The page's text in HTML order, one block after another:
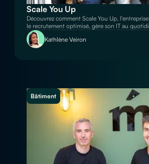
Scale You Up
Découvrez comment Scale You Up,
le recrutement optimisé, gère son IT au
Kathlène Veiron
Bâtiment